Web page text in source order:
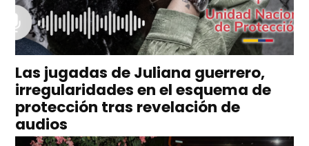
Las jugadas de Juliana guerrero,
irregularidades en el esquema de
protección tras revelación de
audios